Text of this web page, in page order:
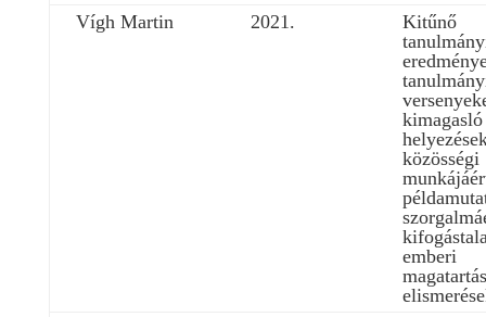
Vígh Martin
2021.
Kitűnő
kimagasló
közösségi
emberi